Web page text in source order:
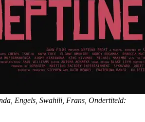
Engels, Swahili, Frans, Ondertiteld: